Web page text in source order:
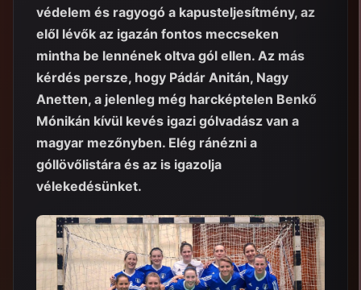
védelem és ragyogó a kapusteljesítmény, az
elől lévők az igazán fontos meccseken
mintha be lennének oltva gól ellen. Az más
kérdés persze, hogy Pádár Anitán, Nagy
Anetten, a jelenleg még harcképtelen Benkő
Mónikán kívül kevés igazi gólvadász van a
magyar mezőnyben. Elég ránézni a
góllövőlistára és az is igazolja
vélekedésünket.